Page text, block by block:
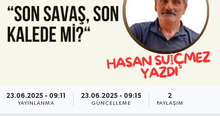
23.06.2025 - 09:11
YAYINLANMA
23.06.2025 - 09:15
GÜNCELLEME
2
PAYLAŞIM